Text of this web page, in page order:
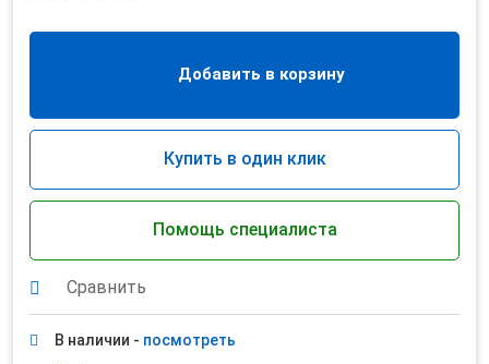
Добавить в корзину
Купить в один клик
Помощь специалиста
Сравнить
В наличии - посмотреть